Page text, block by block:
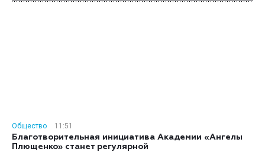
Общество
11:51
Благотворительная инициатива Академии «Ангелы
Плющенко» станет регулярной